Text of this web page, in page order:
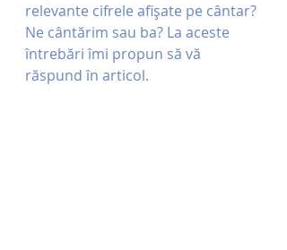
relevante cifrele afișate pe cântar?
Ne cântărim sau ba? La aceste
întrebări îmi propun să vă
răspund în articol.